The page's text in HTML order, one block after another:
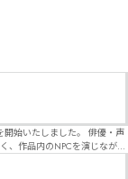
しました。 俳優・声
、作品内のNPCを演じなが
としています。 自分自
を大切にしながら、その作